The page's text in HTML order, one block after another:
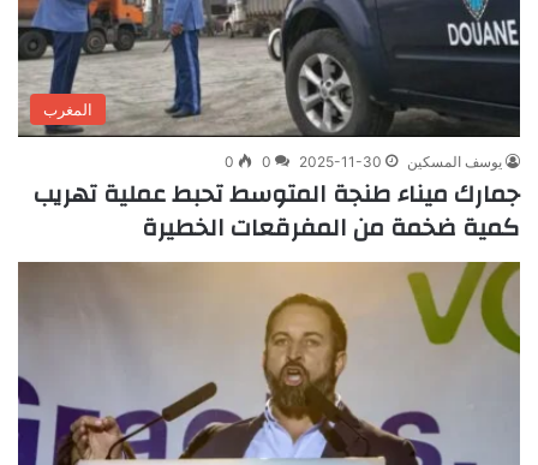
المغرب
يوسف المسكين 2025-11-30
0
0
جمارك ميناء طنجة المتوسط تحبط عملية تهريب
كمية ضخمة من المفرقعات الخطيرة